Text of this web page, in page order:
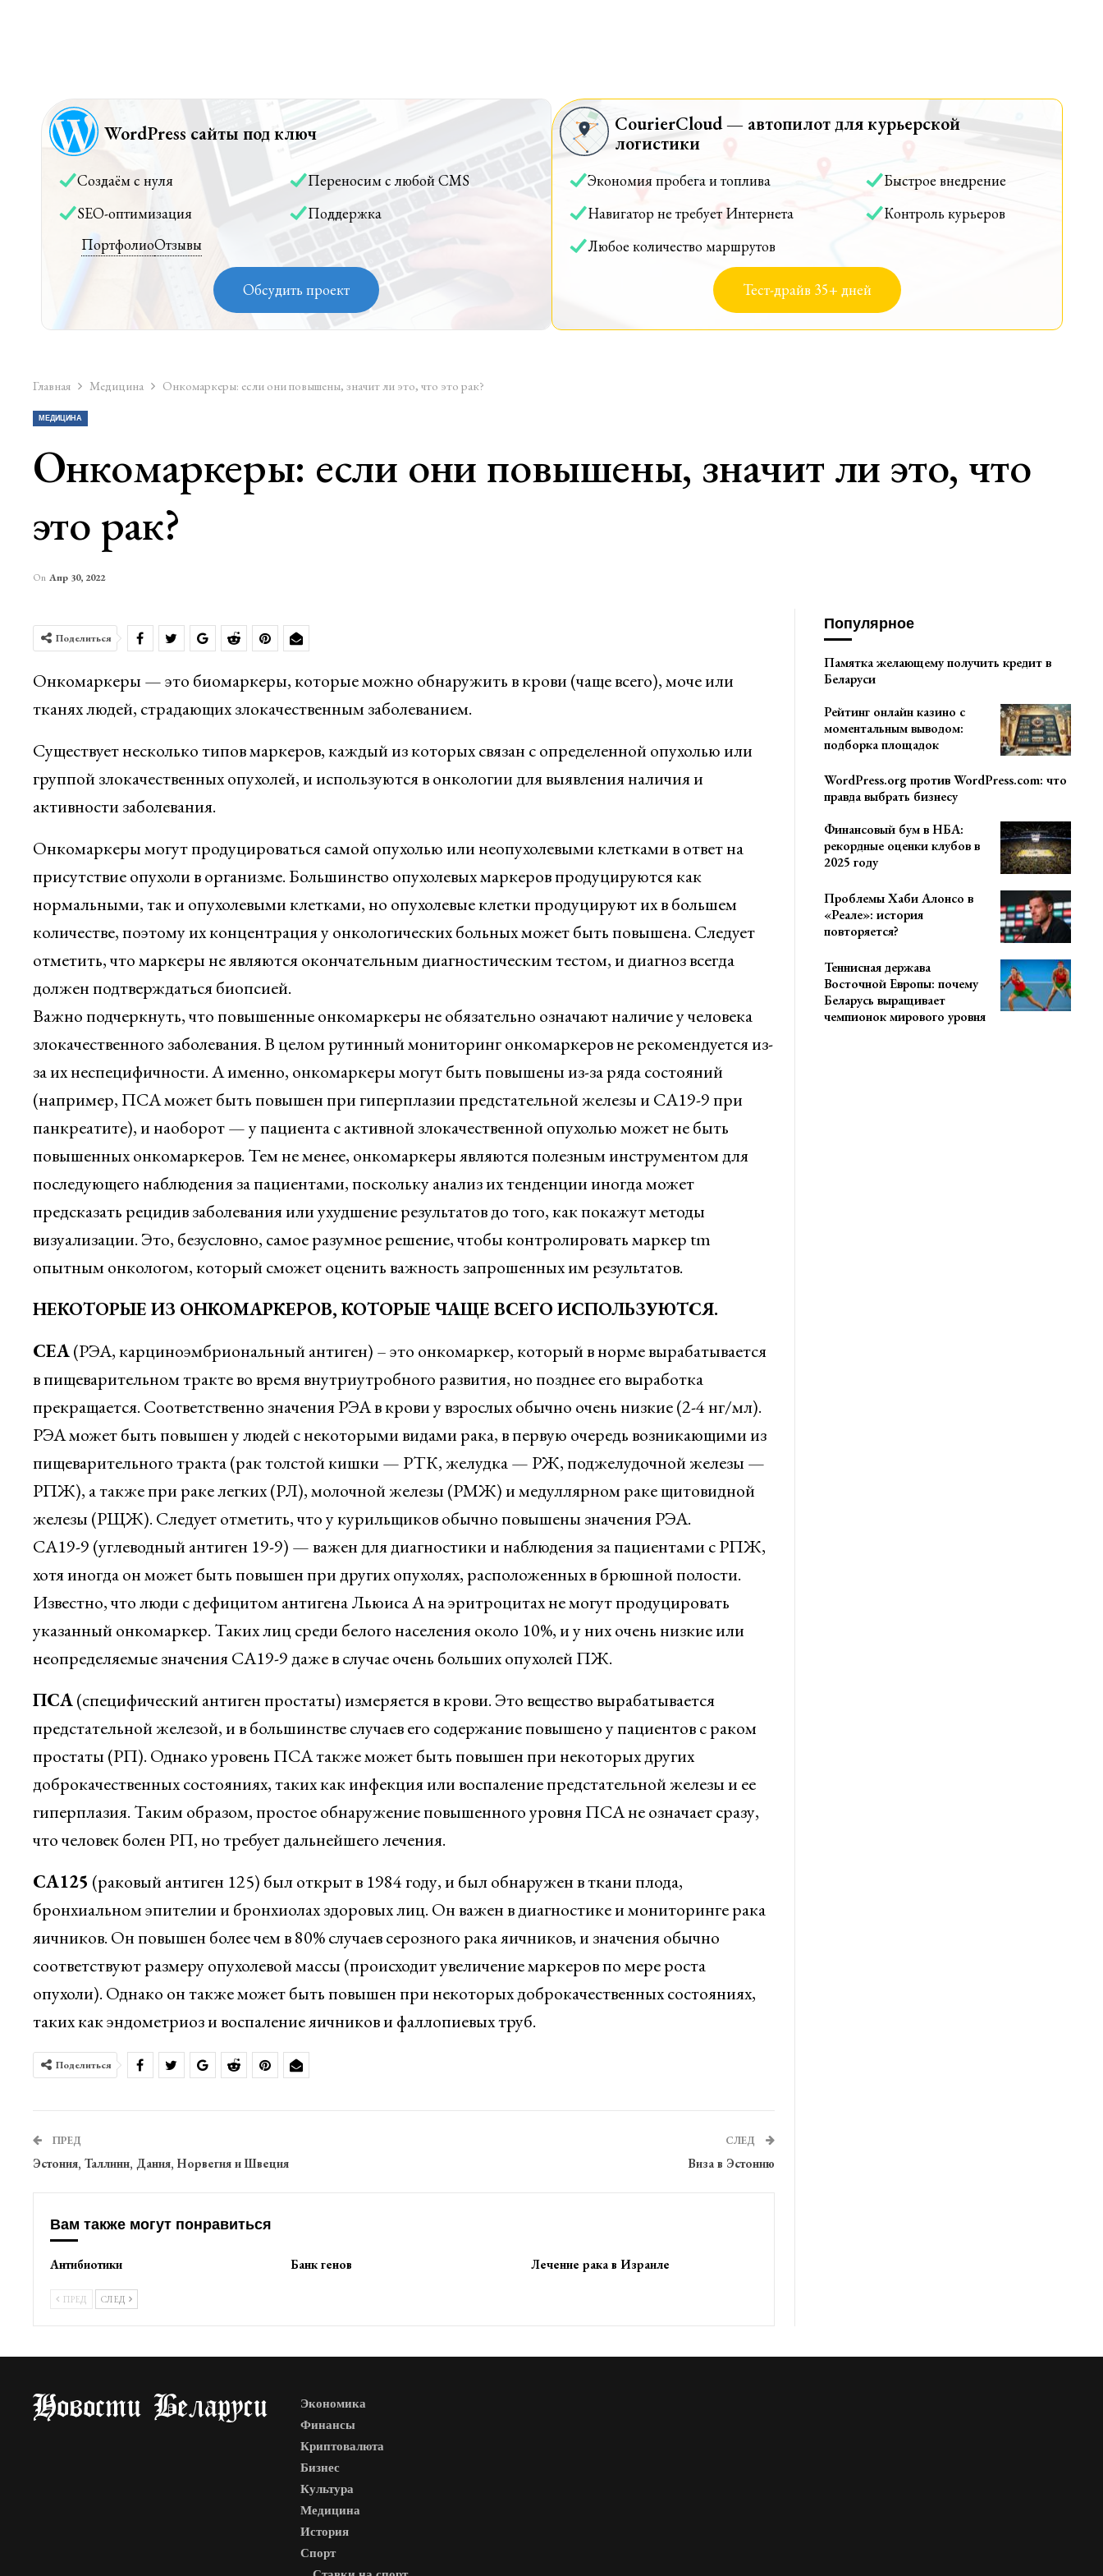
WordPress сайты под ключ
Создаём с нуля
Переносим с любой CMS
SEO-оптимизация
Поддержка
ПортфолиоОтзывы
Обсудить проект
CourierCloud — автопилот для курьерской
логистики
Экономия пробега и топлива
Быстрое внедрение
Навигатор не требует Интернета
Контроль курьеров
Любое количество маршрутов
Тест-драйв 35+ дней
Главная Медицина Онкомаркеры: если они повышены, значит ли это, что это рак?
МЕДИЦИНА
Онкомаркеры: если они повышены, значит ли это, что
это рак?
On Апр 30, 2022
Поделиться
Онкомаркеры — это биомаркеры, которые можно обнаружить в крови (чаще всего), моче или
тканях людей, страдающих злокачественным заболеванием.
Существует несколько типов маркеров, каждый из которых связан с определенной опухолью или
группой злокачественных опухолей, и используются в онкологии для выявления наличия и
активности заболевания.
Онкомаркеры могут продуцироваться самой опухолью или неопухолевыми клетками в ответ на
присутствие опухоли в организме. Большинство опухолевых маркеров продуцируются как
нормальными, так и опухолевыми клетками, но опухолевые клетки продуцируют их в большем
количестве, поэтому их концентрация у онкологических больных может быть повышена. Следует
отметить, что маркеры не являются окончательным диагностическим тестом, и диагноз всегда
должен подтверждаться биопсией.
Важно подчеркнуть, что повышенные онкомаркеры не обязательно означают наличие у человека
злокачественного заболевания. В целом рутинный мониторинг онкомаркеров не рекомендуется из-
за их неспецифичности. А именно, онкомаркеры могут быть повышены из-за ряда состояний
(например, ПСА может быть повышен при гиперплазии предстательной железы и СА19-9 при
панкреатите), и наоборот — у пациента с активной злокачественной опухолью может не быть
повышенных онкомаркеров. Тем не менее, онкомаркеры являются полезным инструментом для
последующего наблюдения за пациентами, поскольку анализ их тенденции иногда может
предсказать рецидив заболевания или ухудшение результатов до того, как покажут методы
визуализации. Это, безусловно, самое разумное решение, чтобы контролировать маркер tm
опытным онкологом, который сможет оценить важность запрошенных им результатов.
НЕКОТОРЫЕ ИЗ ОНКОМАРКЕРОВ, КОТОРЫЕ ЧАЩЕ ВСЕГО ИСПОЛЬЗУЮТСЯ.
СЕА(РЭА, карциноэмбриональный антиген) – это онкомаркер, который в норме вырабатывается
в пищеварительном тракте во время внутриутробного развития, но позднее его выработка
прекращается. Соответственно значения РЭА в крови у взрослых обычно очень низкие (2-4 нг/мл).
РЭА может быть повышен у людей с некоторыми видами рака, в первую очередь возникающими из
пищеварительного тракта (рак толстой кишки — РТК, желудка — РЖ, поджелудочной железы —
РПЖ), а также при раке легких (РЛ), молочной железы (РМЖ) и медуллярном раке щитовидной
железы (РЩЖ). Следует отметить, что у курильщиков обычно повышены значения РЭА.
CA19-9 (углеводный антиген 19-9) — важен для диагностики и наблюдения за пациентами с РПЖ,
хотя иногда он может быть повышен при других опухолях, расположенных в брюшной полости.
Известно, что люди с дефицитом антигена Льюиса А на эритроцитах не могут продуцировать
указанный онкомаркер. Таких лиц среди белого населения около 10%, и у них очень низкие или
неопределяемые значения СА19-9 даже в случае очень больших опухолей ПЖ.
ПСА(специфический антиген простаты) измеряется в крови. Это вещество вырабатывается
предстательной железой, и в большинстве случаев его содержание повышено у пациентов с раком
простаты (РП). Однако уровень ПСА также может быть повышен при некоторых других
доброкачественных состояниях, таких как инфекция или воспаление предстательной железы и ее
гиперплазия. Таким образом, простое обнаружение повышенного уровня ПСА не означает сразу,
что человек болен РП, но требует дальнейшего лечения.
CA125 (раковый антиген 125) был открыт в 1984 году, и был обнаружен в ткани плода,
бронхиальном эпителии и бронхиолах здоровых лиц. Он важен в диагностике и мониторинге рака
яичников. Он повышен более чем в 80% случаев серозного рака яичников, и значения обычно
соответствуют размеру опухолевой массы (происходит увеличение маркеров по мере роста
опухоли). Однако он также может быть повышен при некоторых доброкачественных состояниях,
таких как эндометриоз и воспаление яичников и фаллопиевых труб.
Поделиться
ПРЕД
Эстония, Таллинн, Дания, Норвегия и Швеция
СЛЕД
Виза в Эстонию
Вам также могут понравиться
Антибиотики Банк генов Лечение рака в Израиле
ПРЕД СЛЕД
Популярное
Памятка желающему получить кредит в
Беларуси
Рейтинг онлайн казино с
моментальным выводом:
подборка площадок
WordPress.org против WordPress.com: что
правда выбрать бизнесу
Финансовый бум в НБА:
рекордные оценки клубов в
2025 году
Проблемы Хаби Алонсо в
«Реале»: история
повторяется?
Теннисная держава
Восточной Европы: почему
Беларусь выращивает
чемпионок мирового уровня
Экономика
Финансы
Криптовалюта
Бизнес
Культура
Медицина
История
Спорт